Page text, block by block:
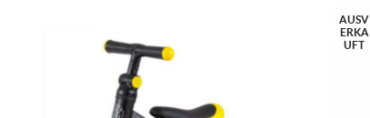
AUSV
ERKA
UFT